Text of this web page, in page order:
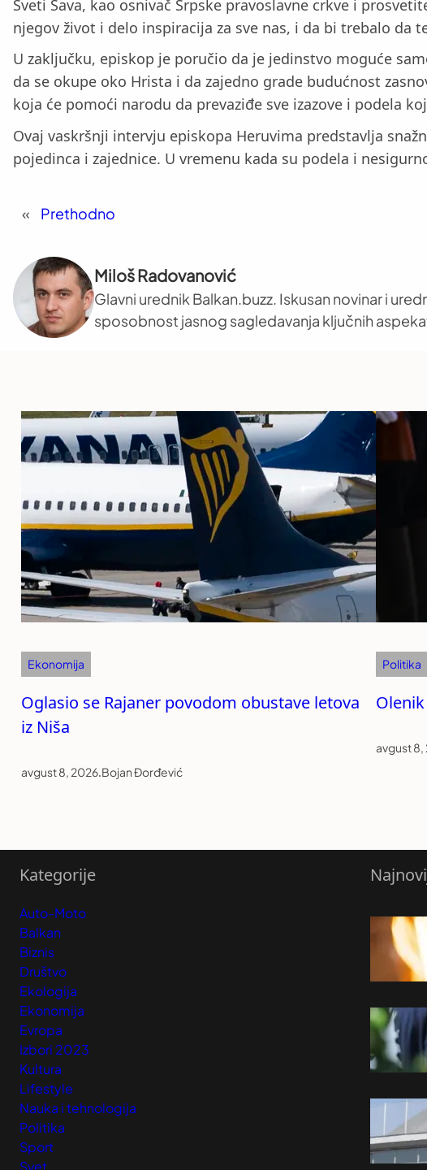
Sveti Sava, kao osnivač Srpske pravoslavne crkve i
njegov život i delo inspiracija za sve nas, i da bi trebalo da
U zaključku, episkop je poručio da je jedinstvo moguće
da se okupe oko Hrista i da zajedno grade budućnost
koja će pomoći narodu da prevaziđe sve izazove i podela
Ovaj vaskršnji intervju episkopa Heruvima predstavlja
pojedinca i zajednice. U vremenu kada su podela i
« Prethodno
Miloš Radovanović
Glavni urednik Balkan.buzz. Iskusan novinar i
sposobnost jasnog sagledavanja ključnih
Ekonomija
Oglasio se Rajaner povodom obustave letova
iz Niša
avgust 8, 2026.Bojan Đorđević
Politika
avgust 8,
Kategorije
Auto-Moto
Balkan
Biznis
Društvo
Ekologija
Ekonomija
Evropa
Izbori 2023
Kultura
Lifestyle
Nauka i tehnologija
Politika
Sport
Svet